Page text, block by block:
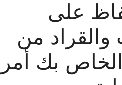
على
والقراد من
بك أمر